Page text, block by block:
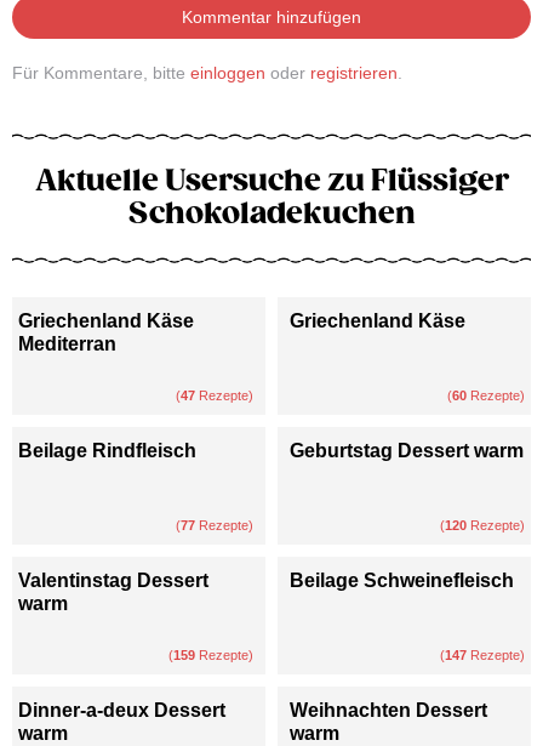
Kommentar hinzufügen
Für Kommentare, bitte einloggen oder registrieren
Aktuelle Usersuche zu Flüssiger
Schokoladekuchen
Griechenland Käse
Mediterran
(47 Rezepte)
Griechenland Käse
(60 Rezepte)
Beilage Rindfleisch
(77 Rezepte)
Geburtstag Dessert warm
(120 Rezepte)
Valentinstag Dessert
warm
(159 Rezepte)
Beilage Schweinefleisch
(147 Rezepte)
Dinner-a-deux Dessert
warm
Weihnachten Dessert
warm